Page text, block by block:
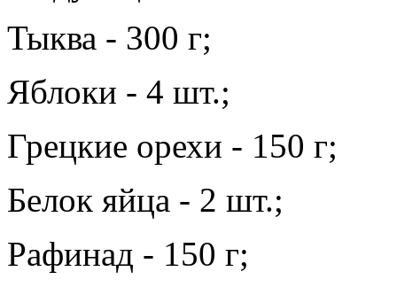
Тыква - 300 г;
Яблоки - 4 шт.;
Грецкие орехи - 150 г;
Белок яйца - 2 шт.;
Рафинад - 150 г;